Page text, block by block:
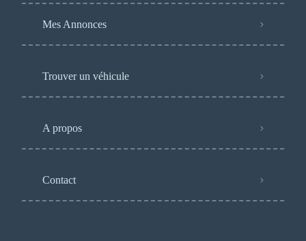
Mes Annonces
Trouver un véhicule
A propos
Contact